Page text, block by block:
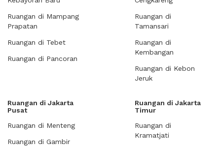
Ruangan di Mampang
Prapatan
Ruangan di Tebet
Ruangan di Pancoran
Ruangan di
Tamansari
Ruangan di
Kembangan
Ruangan di Kebon
Jeruk
Ruangan di Jakarta
Pusat
Ruangan di Menteng
Ruangan di Gambir
Ruangan di Jakarta
Timur
Ruangan di
Kramatjati